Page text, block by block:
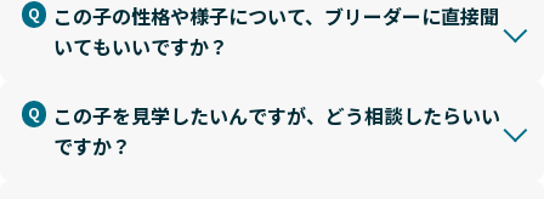
この子の性格や様子について、ブリーダーに直接聞
いてもいいですか？
この子を見学したいんですが、どう相談したらいい
ですか？